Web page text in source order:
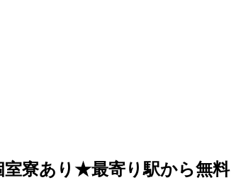
室寮あり★最寄り駅から無料